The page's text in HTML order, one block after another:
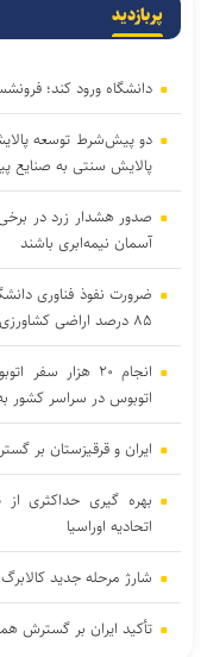
پربازدید
دانشگاه ورود کند؛
دو پیش‌شرط توسعه
پالایش سنتی به صنایع
صدور هشدار زرد در
آسمان نیمه‌ابری باشند
ضرورت نفوذ فناوری
۸۵ درصد اراضی کشاورزی ایران خُرد اداره می‌شود
اتوبوس در سراسر کشور
ایران و قرقیزستان بر
بهره گیری حداکثری از
اتحادیه اوراسیا
شارژ مرحله جدید
تأکید ایران بر گسترش